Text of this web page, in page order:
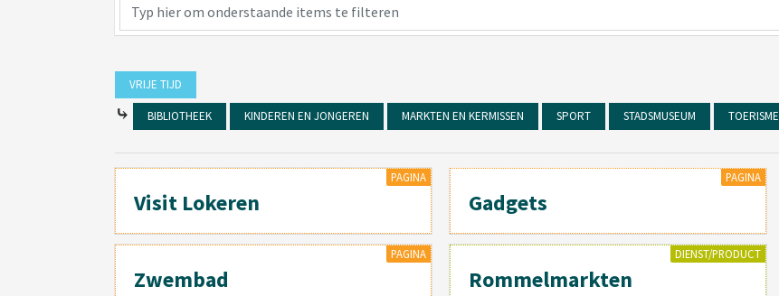
VRIJE TIJD
⤷ BIBLIOTHEEK KINDEREN EN JONGEREN MARKTEN EN KERMISSEN SPORT STADSMUSEUM TOERISME
PAGINA
Visit Lokeren
PAGINA
Zwembad
PAGINA
Gadgets
DIENST/PRODUCT
Rommelmarkten